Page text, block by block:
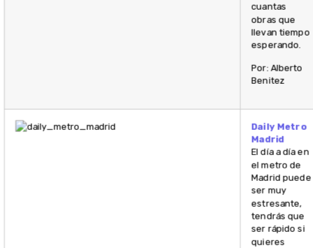
cuantas
obras que
llevan tiempo
esperando.
Por: Alberto
Benitez
Daily Metro
Madrid
El día a día en
el metro de
Madrid puede
ser muy
estresante,
tendrás que
ser rápido si
quieres